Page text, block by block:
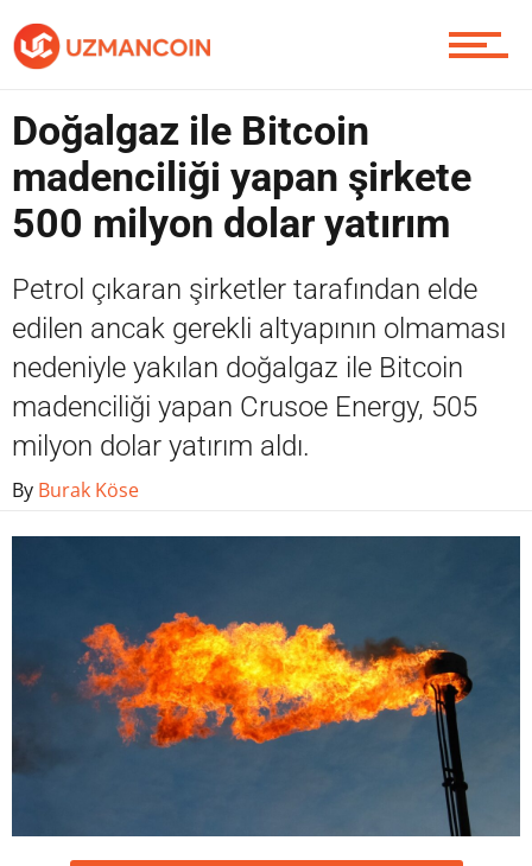
Soru Sor
Contact / İletişim
Doğalgaz ile Bitcoin
madenciliği yapan şirkete
500 milyon dolar yatırım
Petrol çıkaran şirketler tarafından elde
edilen ancak gerekli altyapının olmaması
nedeniyle yakılan doğalgaz ile Bitcoin
madenciliği yapan Crusoe Energy, 505
milyon dolar yatırım aldı.
By Burak Köse